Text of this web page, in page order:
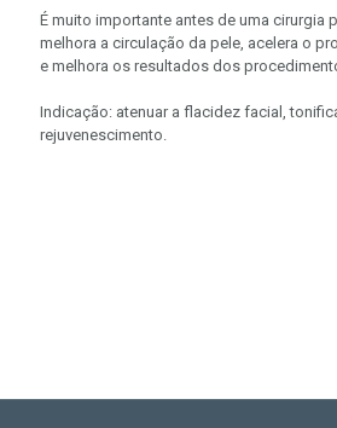
É muito importante antes de uma cirurgia
melhora a circulação da pele, acelera o
e melhora os resultados dos
Indicação: atenuar a flacidez facial,
rejuvenescimento.